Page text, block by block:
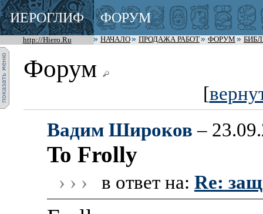
ИЕРОГЛИФ ФОРУМ
http://Hiero.Ru НАЧАЛО ПРОДАЖА РАБОТ ФОРУМ
Форум
[
Вадим Широков –
To Frolly
› › › в ответ на: Re: